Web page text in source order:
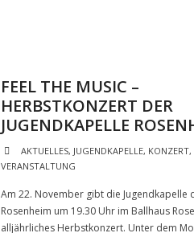
FEEL THE MUSIC –
HERBSTKONZERT DER
JUGENDKAPELLE
AKTUELLES, JUGENDKAPELLE, KONZERT,
VERANSTALTUNG
Am 22. November gibt die Jugendkapelle
Rosenheim um 19.30 Uhr im Ballhaus
alljährliches Herbstkonzert. Unter dem